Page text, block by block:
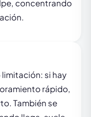
concentrando
si hay
rápido,
También se